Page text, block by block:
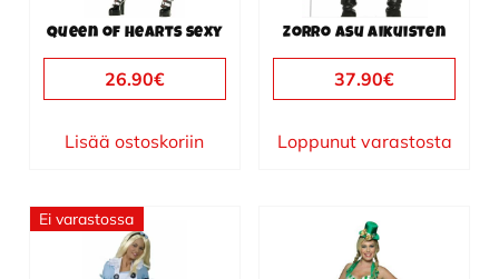
Queen of Hearts sexy
26.90€
Lisää ostoskoriin
Zorro asu aikuisten
37.90€
Loppunut varastosta
Ei varastossa
Tällä
tuotteella